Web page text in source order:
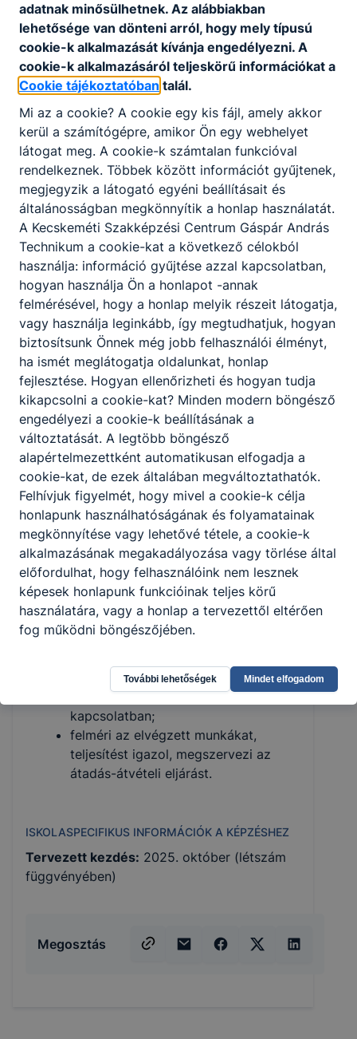
értelmezi és alkalmazza a
kivitelezéssel kapcsolatos műszaki
információkat, tervrajzokat, műszaki
leírásokat, technológiai utasításokat;
szakmai tudásával támogatja a
kivitelezés teljes folyamatát, a
minőség és a hatékonyság növelése
érdekében;
biztosítja a műszaki leírásnak, a
vonatkozó jogszabályoknak és
előírásoknak való megfelelést,
valamint az anyagokra és a munka
minőségére előírt szabványok
betartását;
a kivitelezés során előkészíti a
kivitelezés folyamatait, megszervezi
és biztosítja a munkavégzéshez
szükséges erőforrásokat;
kiviteli és organizációs terveket
egyeztet, részt vesz a kivitelezési
munkák folyamatainak
összehangolásában, szervezésében,
lebonyolításában, irányításában és
ellenőrzésében;
a terveket digitális formában is kezeli,
valamint mérnöki utasításoknak
megfelelően elvégzi a tervek
mérethelyes megszerkesztését és
megrajzolását;
a tervekhez kapcsolódóan
számításokat és költségvetést készít;
kivitelezés során folyamatosan
egyeztet a tervezővel, vállalkozókkal,
alvállalkozókkal, hatóságokkal;
egyéb építmények építésével, illetve
vizsgálati jelentések elkészítésével
kapcsolatban;
felméri az elvégzett munkákat,
teljesítést igazol, megszervezi az
átadás-átvételi eljárást.
ISKOLASPECIFIKUS INFORMÁCIÓK A KÉPZÉSHEZ
Tervezett kezdés: 2025. október (létszám
függvényében)
Megosztás
adatnak minősülhetnek. Az alábbiakban
lehetősége van dönteni arról, hogy mely típusú
cookie-k alkalmazását kívánja engedélyezni. A
cookie-k alkalmazásáról teljeskörű információkat a
Cookie tájékoztatóban talál.
Mi az a cookie? A cookie egy kis fájl, amely akkor
kerül a számítógépre, amikor Ön egy webhelyet
látogat meg. A cookie-k számtalan funkcióval
rendelkeznek. Többek között információt gyűjtenek,
megjegyzik a látogató egyéni beállításait és
általánosságban megkönnyítik a honlap használatát.
A Kecskeméti Szakképzési Centrum Gáspár András
Technikum a cookie-kat a következő célokból
használja: információ gyűjtése azzal kapcsolatban,
hogyan használja Ön a honlapot -annak
felmérésével, hogy a honlap melyik részeit látogatja,
vagy használja leginkább, így megtudhatjuk, hogyan
biztosítsunk Önnek még jobb felhasználói élményt,
ha ismét meglátogatja oldalunkat, honlap
fejlesztése. Hogyan ellenőrizheti és hogyan tudja
kikapcsolni a cookie-kat? Minden modern böngésző
engedélyezi a cookie-k beállításának a
változtatását. A legtöbb böngésző
alapértelmezettként automatikusan elfogadja a
cookie-kat, de ezek általában megváltoztathatók.
Felhívjuk figyelmét, hogy mivel a cookie-k célja
honlapunk használhatóságának és folyamatainak
megkönnyítése vagy lehetővé tétele, a cookie-k
alkalmazásának megakadályozása vagy törlése által
előfordulhat, hogy felhasználóink nem lesznek
képesek honlapunk funkcióinak teljes körű
használatára, vagy a honlap a tervezettől eltérően
fog működni böngészőjében.
További lehetőségek Mindet elfogadom